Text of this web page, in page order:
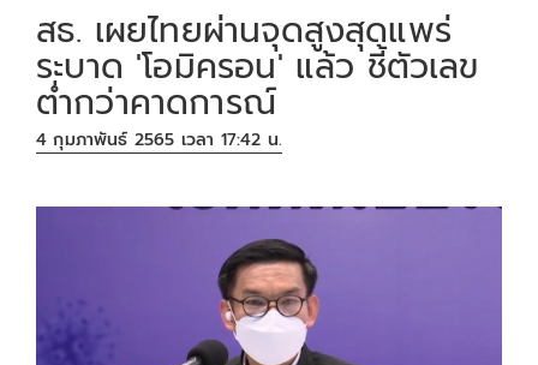
สธ. เผยไทยผ่านจุดสูงสุดแพร่
ระบาด '​โอมิครอน' แล้ว ชี้ตัวเลข
ต่ำกว่าคาดการณ์
4 กุมภาพันธ์ 2565 เวลา 17:42 น.